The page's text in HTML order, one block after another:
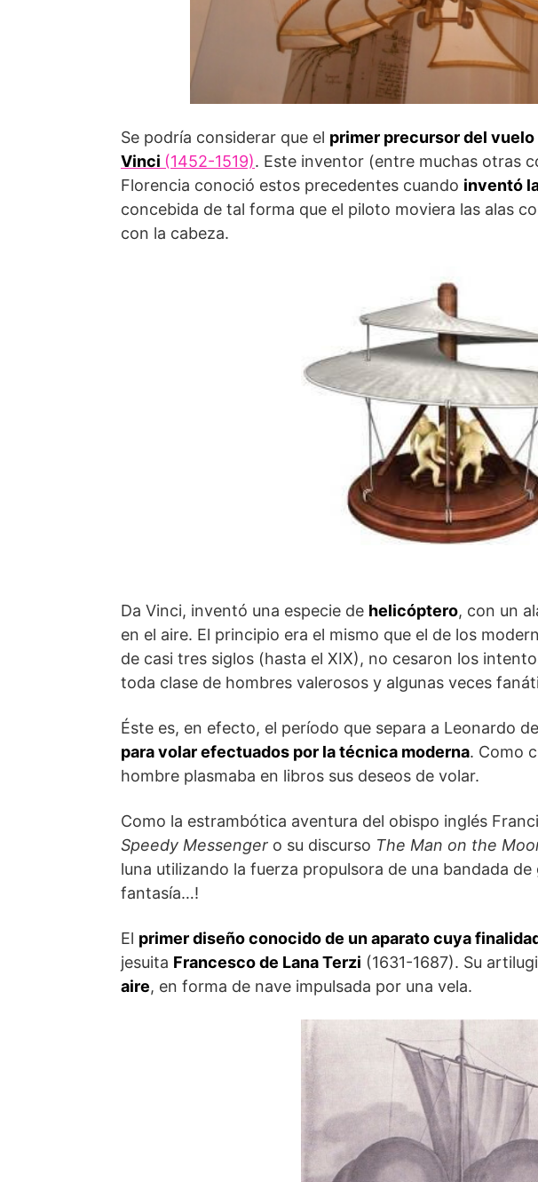
Se podría considerar que el primer precursor del vuelo
Vinci (1452-1519). Este inventor (entre muchas otras
Florencia conoció estos precedentes cuando inventó
concebida de tal forma que el piloto moviera las alas
con la cabeza.
Da Vinci, inventó una especie de helicóptero, con un
en el aire. El principio era el mismo que el de los
de casi tres siglos (hasta el XIX), no cesaron los
toda clase de hombres valerosos y algunas veces
Éste es, en efecto, el período que separa a Leonardo
para volar efectuados por la técnica moderna. Como
hombre plasmaba en libros sus deseos de volar.
Como la estrambótica aventura del obispo inglés
Speedy Messenger o su discurso The Man on the
luna utilizando la fuerza propulsora de una bandada
fantasía…!
El primer diseño conocido de un aparato cuya
jesuita Francesco de Lana Terzi (1631-1687). Su
aire, en forma de nave impulsada por una vela.